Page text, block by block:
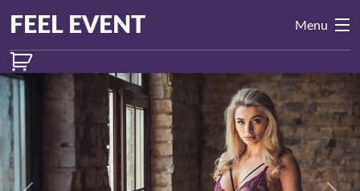
Main
Navigation
FEEL EVENT Menu